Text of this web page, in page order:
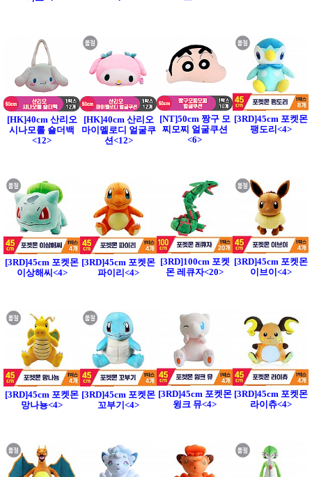
[HK]40cm 산리오
시나모롤 숄더백
<12>
[HK]40cm 산리오
마이멜로디 얼굴쿠
션<12>
[NT]50cm 짱구 모
찌모찌 얼굴쿠션
<6>
[3RD]45cm 포켓몬
팽도리<4>
[3RD]45cm 포켓몬
이상해씨<4>
[3RD]45cm 포켓몬
파이리<4>
[3RD]100cm 포켓
몬 레큐자<20>
[3RD]45cm 포켓몬
이브이<4>
[3RD]45cm 포켓몬
망나뇽<4>
[3RD]45cm 포켓몬
꼬부기<4>
[3RD]45cm 포켓몬
윙크 뮤<4>
[3RD]45cm 포켓몬
라이츄<4>